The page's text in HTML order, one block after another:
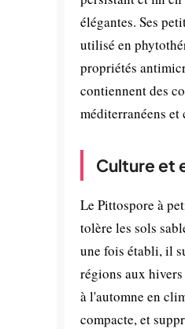
élégantes. Ses
utilisé en
propriétés
contiennent des
méditerranéens
Culture et
Le Pittospore à
tolère les sols
une fois établi, il
régions aux
à l'automne en
compacte, et